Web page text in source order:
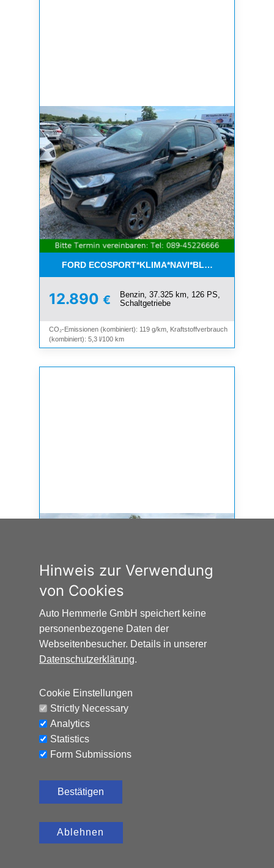
FORD
12.890 €
Benzin, 37.325 km, 126 PS,
Schaltgetriebe
CO₂-Emissionen (kombiniert): 119 g/km, Kraftstoffverbrauch
(kombiniert): 5,3 l/100 km
12.990€
Automatik
CO₂-Emissionen (kombiniert): 120 g/km, Kraftstoffverbrauch
Hinweis zur Verwendung
von Cookies
Auto Hemmerle GmbH speichert keine
personenbezogene Daten der
Webseitenbesucher. Details in unserer
Datenschutzerklärung.
Cookie Einstellungen
Strictly Necessary
Analytics
Statistics
Form Submissions
Bestätigen
Ablehnen